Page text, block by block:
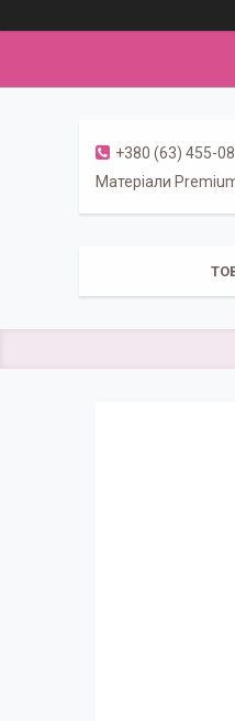
+380 (63) 455-
Матеріали